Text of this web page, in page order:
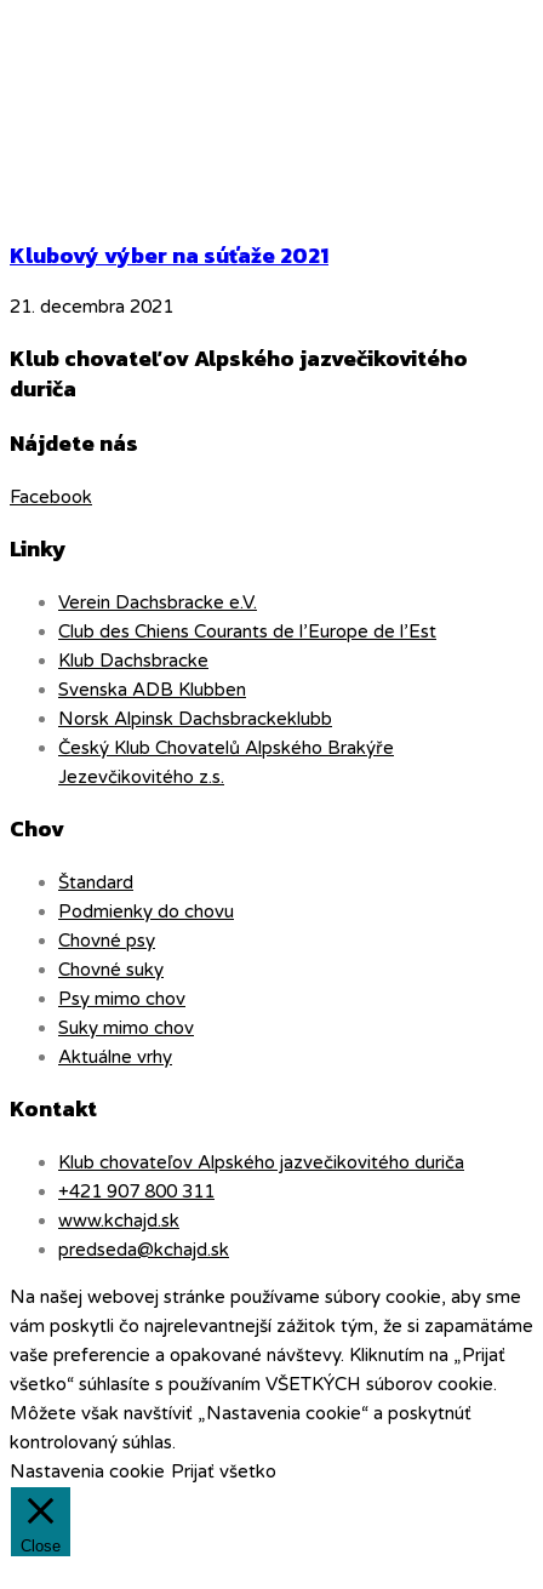
Klubový výber na súťaže 2021
21. decembra 2021
Klub chovateľov Alpského jazvečikovitého
duriča
Nájdete nás
Facebook
Linky
Verein Dachsbracke e.V.
Club des Chiens Courants de l’Europe de l’Est
Klub Dachsbracke
Svenska ADB Klubben
Norsk Alpinsk Dachsbrackeklubb
Český Klub Chovatelů Alpského Brakýře
Jezevčikovitého z.s.
Chov
Štandard
Podmienky do chovu
Chovné psy
Chovné suky
Psy mimo chov
Suky mimo chov
Aktuálne vrhy
Kontakt
Klub chovateľov Alpského jazvečikovitého duriča
+421 907 800 311
www.kchajd.sk
predseda@kchajd.sk
Na našej webovej stránke používame súbory cookie, aby sme
vám poskytli čo najrelevantnejší zážitok tým, že si zapamätáme
vaše preferencie a opakované návštevy. Kliknutím na „Prijať
všetko“ súhlasíte s používaním VŠETKÝCH súborov cookie.
Môžete však navštíviť „Nastavenia cookie“ a poskytnúť
kontrolovaný súhlas.
Nastavenia cookie Prijať všetko
Close